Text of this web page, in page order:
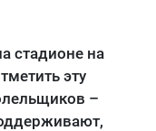
стадионе на
эту
–